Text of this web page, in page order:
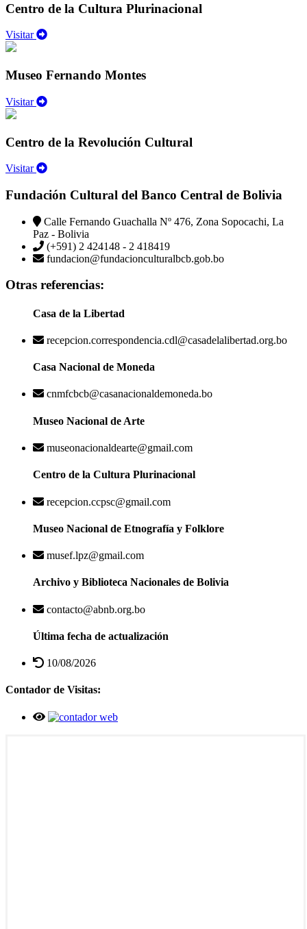
Centro de la Cultura Plurinacional
Visitar
Museo Fernando Montes
Visitar
Centro de la Revolución Cultural
Visitar
Fundación Cultural del Banco Central de Bolivia
Calle Fernando Guachalla Nº 476, Zona Sopocachi, La
Paz - Bolivia
(+591) 2 424148 - 2 418419
fundacion@fundacionculturalbcb.gob.bo
Otras referencias:
Casa de la Libertad
recepcion.correspondencia.cdl@casadelalibertad.org.bo
Casa Nacional de Moneda
cnmfcbcb@casanacionaldemoneda.bo
Museo Nacional de Arte
museonacionaldearte@gmail.com
Centro de la Cultura Plurinacional
recepcion.ccpsc@gmail.com
Museo Nacional de Etnografía y Folklore
musef.lpz@gmail.com
Archivo y Biblioteca Nacionales de Bolivia
contacto@abnb.org.bo
Última fecha de actualización
10/08/2026
Contador de Visitas: